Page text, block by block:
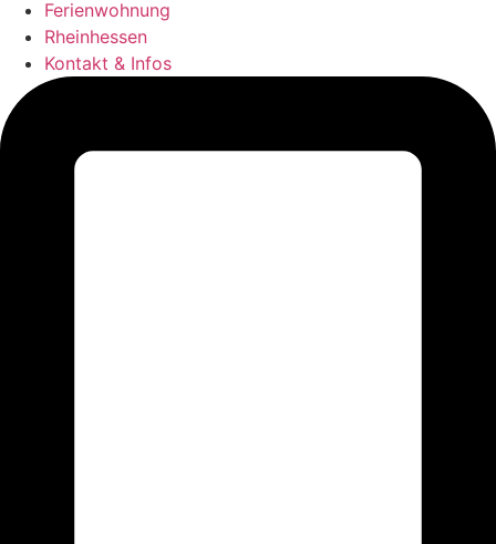
Ferienwohnung
Rheinhessen
Kontakt & Infos